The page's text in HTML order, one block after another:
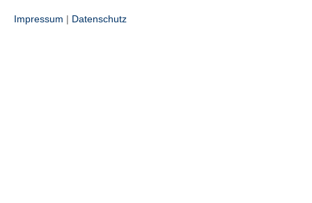
Impressum | Datenschutz